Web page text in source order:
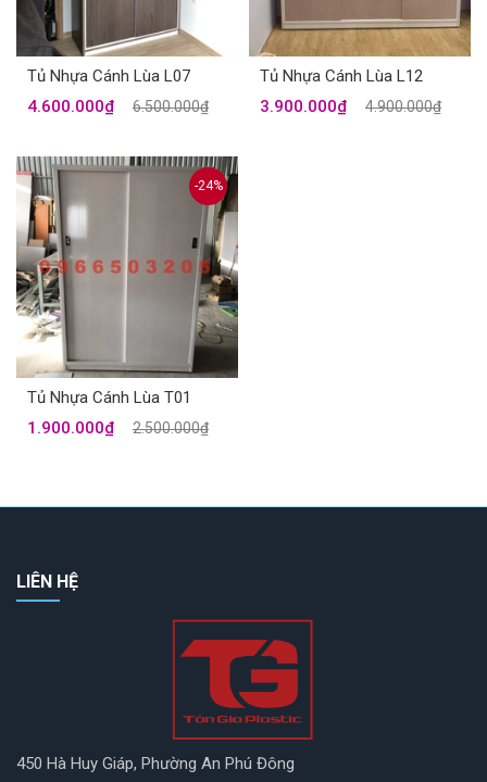
Tủ Nhựa Cánh Lùa L07
4.600.000₫
6.500.000₫
Tủ Nhựa Cánh Lùa L12
3.900.000₫
4.900.000₫
-24%
Tủ Nhựa Cánh Lùa T01
1.900.000₫
2.500.000₫
LIÊN HỆ
450 Hà Huy Giáp, Phường An Phú Đông